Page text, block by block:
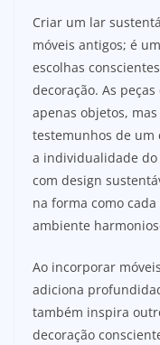
Criar um lar
móveis antigos; é
escolhas
decoração. As
apenas objetos,
testemunhos de um
a individualidade do
com design
na forma como
ambiente
Ao incorporar
adiciona
também inspira
decoração